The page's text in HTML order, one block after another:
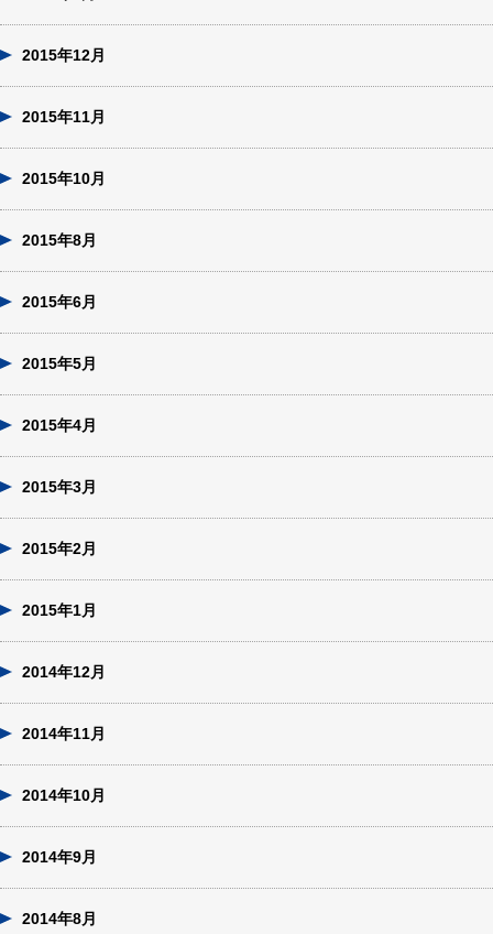
2015年12月
2015年11月
2015年10月
2015年8月
2015年6月
2015年5月
2015年4月
2015年3月
2015年2月
2015年1月
2014年12月
2014年11月
2014年10月
2014年9月
2014年8月